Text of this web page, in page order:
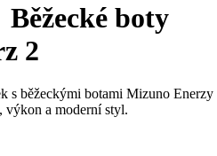
Běžecké boty
2
s běžeckými botami Mizuno Enerzy
výkon a moderní styl.